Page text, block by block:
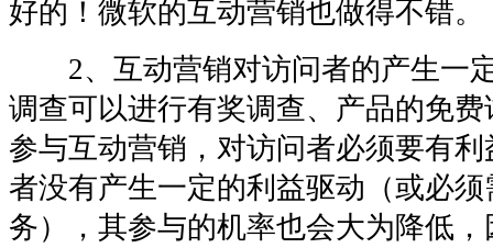
好的！微软的互动营销也做得不错。
2、互动营销对访问者的产生一
调查可以进行有奖调查、产品的免
参与互动营销，对访问者必须要有
者没有产生一定的利益驱动（或必
务），其参与的机率也会大为降低